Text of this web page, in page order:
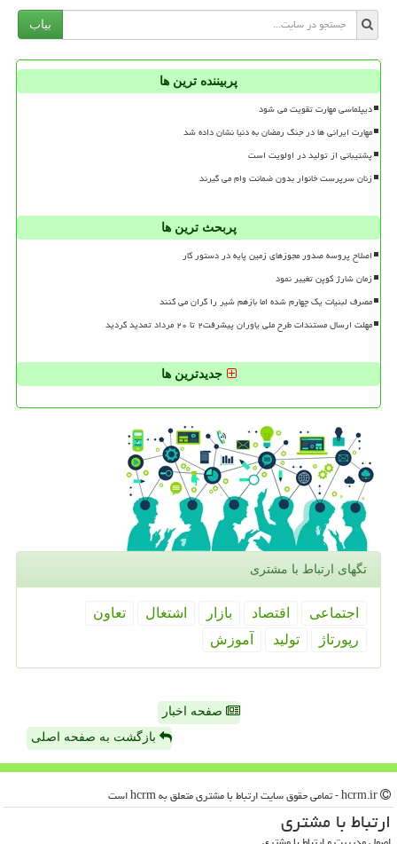
بیاب
پربیننده ترین ها
دیپلماسی مهارت تقویت می شود
مهارت ایرانی ها در جنگ رمضان به دنیا نشان داده شد
پشتیبانی از تولید در اولویت است
زنان سرپرست خانوار بدون ضمانت وام می گیرند
پربحث ترین ها
اصلاح پروسه صدور مجوزهای زمین پایه در دستور کار
زمان شارژ کوپن تغییر نمود
مصرف لبنیات یک چهارم شده اما بازهم شیر را گران می کنند
مهلت ارسال مستندات طرح ملی یاوران پیشرفت۲ تا ۲۰ مرداد تمدید گردید
جدیدترین ها
تگهای ارتباط با مشتری
اجتماعی اقتصاد بازار اشتغال
تعاون
رپورتاژ
تولید آموزش
صفحه اخبار
بازگشت به صفحه اصلی
ارتباط با مشتری